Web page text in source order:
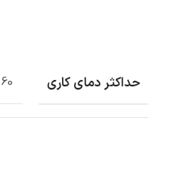
حداکثر دمای کاری 60 درجه سانتیگراد